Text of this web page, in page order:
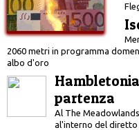
2060 metri in programma
albo d'oro
partenza
Al The
al'interno del diretto